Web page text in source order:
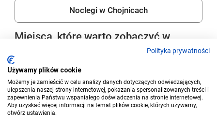
Noclegi w Chojnicach
Miejsca, które warto zobaczyć w
Polityka prywatności
Używamy plików cookie
Możemy je zamieścić w celu analizy danych dotyczących odwiedzających,
ulepszenia naszej strony internetowej, pokazania spersonalizowanych treści i
zapewnienia Państwu wspaniałego doświadczenia na stronie internetowej.
Aby uzyskać więcej informacji na temat plików cookie, których używamy,
otwórz ustawienia.